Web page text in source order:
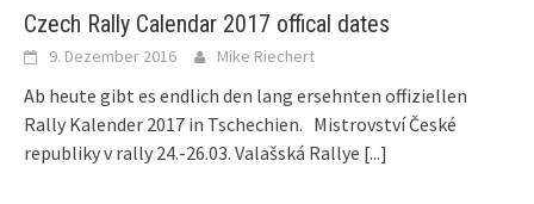
Czech Rally Calendar 2017 offical dates
9. Dezember 2016 Mike Riechert
Ab heute gibt es endlich den lang ersehnten offiziellen
Rally Kalender 2017 in Tschechien. Mistrovství České
republiky v rally 24.-26.03. Valašská Rallye [...]